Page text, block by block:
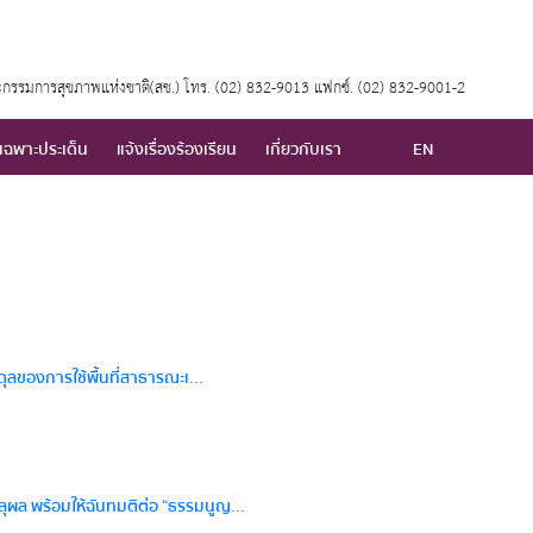
รรมการสุขภาพแห่งชาติ(สช.) โทร. (02) 832-9013 แฟกซ์. (02) 832-9001-2
พาะประเด็น แจ้งเรื่องร้องเรียน เกี่ยวกับเรา EN
ของการใช้พื้นที่สาธารณะเ...
ผล พร้อมให้ฉันทมติต่อ “ธรรมนูญ...